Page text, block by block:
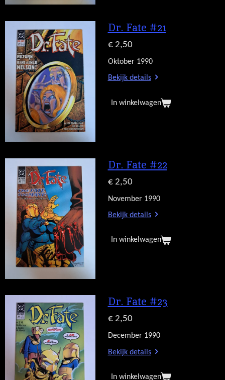
Dr. Fate #21
€ 2,50
Oktober 1990
Bekijk details
In winkelwagen
Dr. Fate #22
€ 2,50
November 1990
Bekijk details
In winkelwagen
Dr. Fate #23
€ 2,50
December 1990
Bekijk details
In winkelwagen